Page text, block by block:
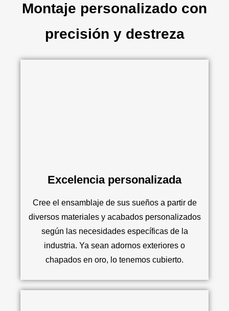
Montaje personalizado con
precisión y destreza
Excelencia personalizada
Cree el ensamblaje de sus sueños a partir de
diversos materiales y acabados personalizados
según las necesidades específicas de la
industria. Ya sean adornos exteriores o
chapados en oro, lo tenemos cubierto.